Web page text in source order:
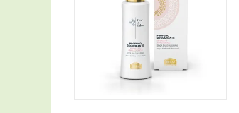
10,80 €